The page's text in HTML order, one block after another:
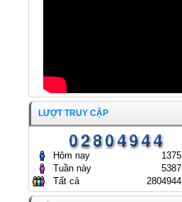
LƯỢT TRUY CẬP
Hôm nay
1375
Tuần này
5387
Tất cả
2804944